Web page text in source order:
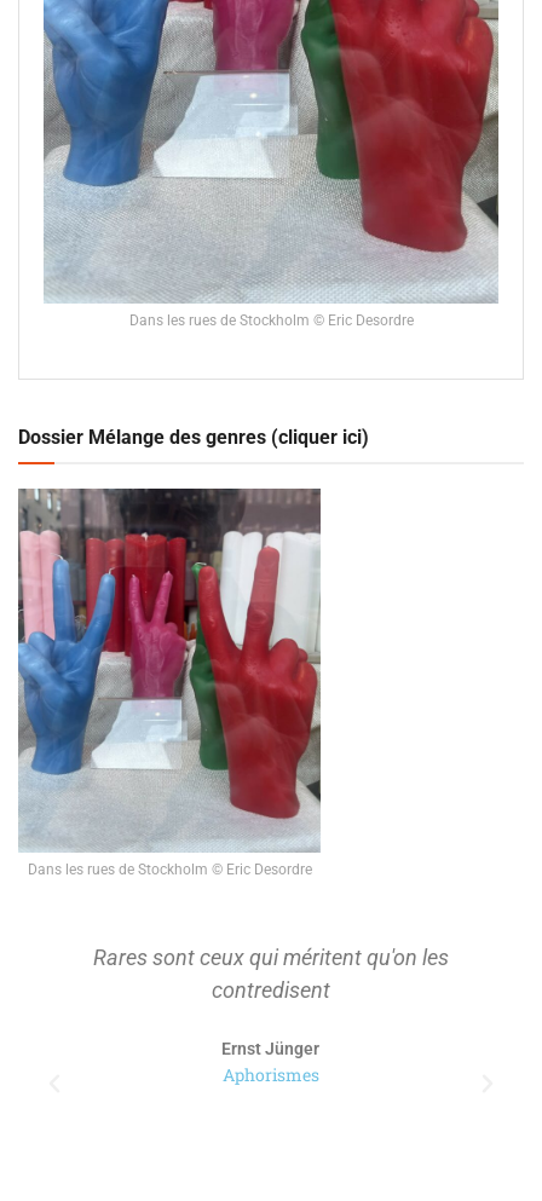
Dans les rues de Stockholm © Eric Desordre
Dossier Mélange des genres (cliquer ici)
Dans les rues de Stockholm © Eric Desordre
Rares sont ceux qui méritent qu'on les
contredisent
Ernst Jünger
Aphorismes